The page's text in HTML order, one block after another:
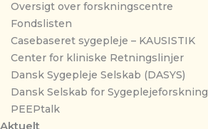
Oversigt over forskningscentre
Fondslisten
Casebaseret sygepleje – KAUSISTIK
Center for kliniske Retningslinjer
Dansk Sygepleje Selskab (DASYS)
Dansk Selskab for Sygeplejeforskning
PEEPtalk
Aktuelt